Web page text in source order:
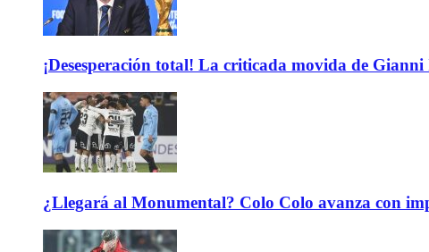
¡Desesperación total! La criticada movida de
¿Llegará al Monumental? Colo Colo avanza con